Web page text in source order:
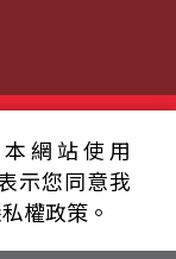
權所有
隱私權條款
網站使用
示您同意我
權政策。